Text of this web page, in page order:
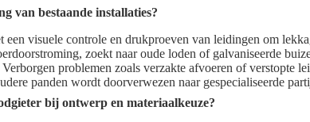
van bestaande installaties?
een visuele controle en drukproeven van leidingen om
zoekt naar oude loden of galvaniseerde
problemen zoals verzakte afvoeren of verstopte
panden wordt doorverwezen naar gespecialiseerde
bij ontwerp en materiaalkeuze?